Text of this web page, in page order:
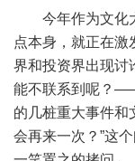
今年作为文化大
点本身，就正在激
界和投资界出现
能不联系到呢？
的几桩重大事件和
会再来一次？”这